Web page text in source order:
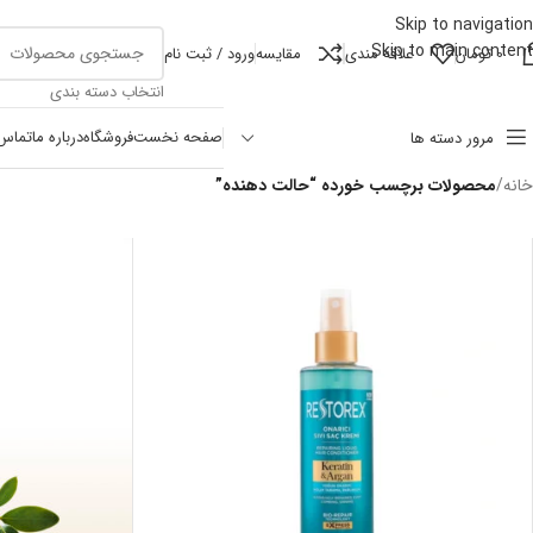
Skip to navigation
Skip to main content
0تومان علاقه مندی مقايسهورود / ثبت نام
انتخاب دسته بندی
مرور دسته ها
صفحه نخستفروشگاهدرباره ما
خانه/محصولات برچسب خورده “حالت دهنده”